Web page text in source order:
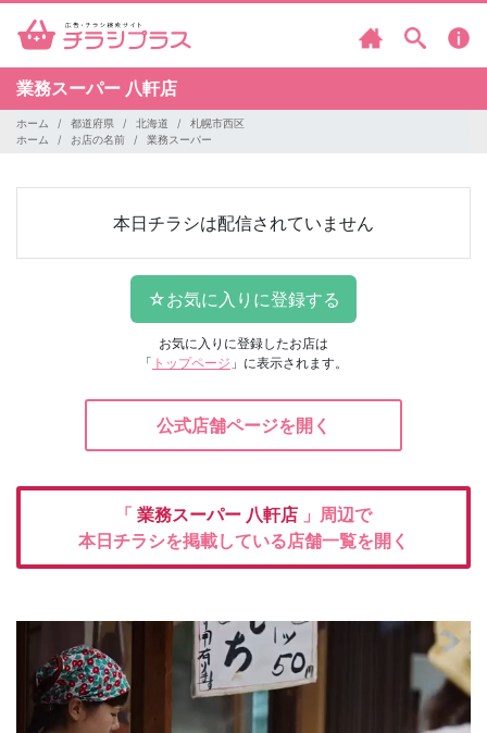
業務スーパー 八軒店
ホーム 都道府県 北海道
札幌市西区
ホーム
お店の名前 業務スーパー
本日チラシは配信されていません
お気に入りに登録したお店は
「 トップページ 」に表示されます。
公式店舗ページを開く
「 業務スーパー 八軒店 」周辺で
本日チラシを掲載している店舗一覧を開く